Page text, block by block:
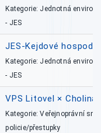
Kategorie: Jednotná
- JES
JES-Kejdové
Kategorie: Jednotná
- JES
VPS Litovel ×
Kategorie: Veřejnoprávní
policie/přestupky